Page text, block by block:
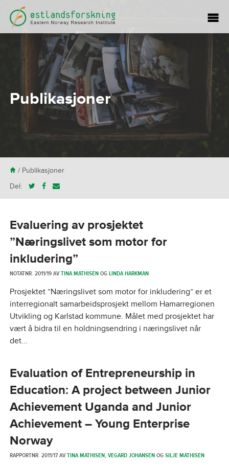
Publikasjoner
H/ Publikasjoner
Del:
Evaluering av prosjektet
”Næringslivet som motor for
inkludering”
NOTATNR. 2011/19 AVTINA MATHISENOGLINDA HARKMAN
Prosjektet ”Næringslivet som motor for inkludering” er et
interregionalt samarbeidsprosjekt mellom Hamarregionen
Utvikling og Karlstad kommune. Målet med prosjektet har
vært å bidra til en holdningsendring i næringslivet når
det...
Evaluation of Entrepreneurship in
Education: A project between Junior
Achievement Uganda and Junior
Achievement – Young Enterprise
Norway
RAPPORTNR. 2011/17 AVTINA MATHISEN,VEGARD JOHANSENOGSILJE MATHISEN